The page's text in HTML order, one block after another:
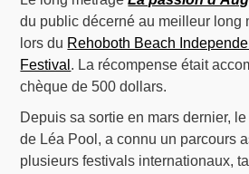
du public décerné au meilleur long
lors du Rehoboth Beach
Festival . La récompense était
chèque de 500 dollars.
Depuis sa sortie en mars dernier,
de Léa Pool, a connu un parcours
plusieurs festivals internationaux,